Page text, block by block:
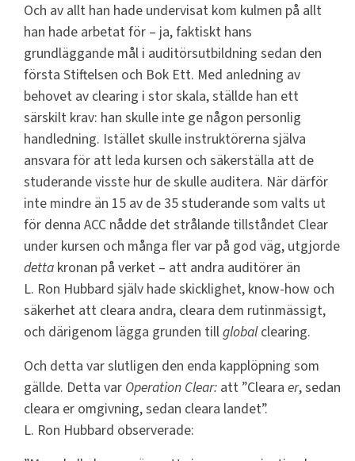
Och av allt han hade undervisat kom kulmen på allt
han hade arbetat för – ja, faktiskt hans
grundläggande mål i auditörsutbildning sedan den
första Stiftelsen och Bok Ett. Med anledning av
behovet av clearing i stor skala, ställde han ett
särskilt krav: han skulle inte ge någon personlig
handledning. Istället skulle instruktörerna själva
ansvara för att leda kursen och säkerställa att de
studerande visste hur de skulle auditera. När därför
inte mindre än 15 av de 35 studerande som valts ut
för denna ACC nådde det strålande tillståndet Clear
under kursen och många fler var på god väg, utgjorde
detta kronan på verket – att andra auditörer än
L. Ron Hubbard själv hade skicklighet, know-how och
säkerhet att cleara andra, cleara dem rutinmässigt,
och därigenom lägga grunden tillglobalclearing.
Och detta var slutligen den enda kapplöpning som
gällde. Detta var Operation Clear: att ”Cleara er, sedan
cleara er omgivning, sedan cleara landet”.
L. Ron Hubbard observerade: